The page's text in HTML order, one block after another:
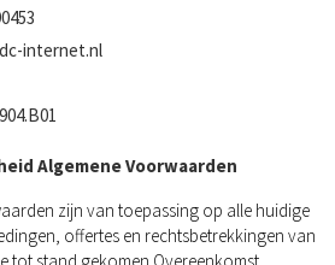
internet.nl
Algemene Voorwaarden
zijn van toepassing op alle huidige
offertes en rechtsbetrekkingen van